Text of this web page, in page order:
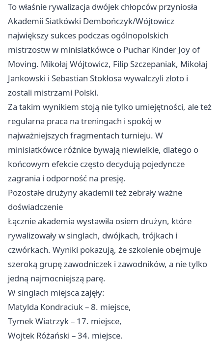
To właśnie rywalizacja dwójek chłopców przyniosła
Akademii Siatkówki Dembończyk/Wójtowicz
największy sukces podczas ogólnopolskich
mistrzostw w minisiatkówce o Puchar Kinder Joy of
Moving. Mikołaj Wójtowicz, Filip Szczepaniak, Mikołaj
Jankowski i Sebastian Stokłosa wywalczyli złoto i
zostali mistrzami Polski.
Za takim wynikiem stoją nie tylko umiejętności, ale też
regularna praca na treningach i spokój w
najważniejszych fragmentach turnieju. W
minisiatkówce różnice bywają niewielkie, dlatego o
końcowym efekcie często decydują pojedyncze
zagrania i odporność na presję.
Pozostałe drużyny akademii też zebrały ważne
doświadczenie
Łącznie akademia wystawiła osiem drużyn, które
rywalizowały w singlach, dwójkach, trójkach i
czwórkach. Wyniki pokazują, że szkolenie obejmuje
szeroką grupę zawodniczek i zawodników, a nie tylko
jedną najmocniejszą parę.
W singlach miejsca zajęły:
Matylda Kondraciuk – 8. miejsce,
Tymek Wiatrzyk – 17. miejsce,
Wojtek Różański – 34. miejsce.